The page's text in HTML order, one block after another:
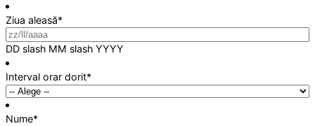
Ziua aleasă*
DD slash MM slash YYYY
Interval orar dorit*
Nume*